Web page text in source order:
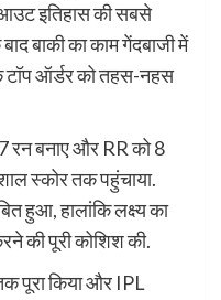
इतिहास की सबसे
बाकी का काम गेंदबाजी में
ऑर्डर को तहस-नहस
रन बनाए और RR को 8
स्कोर तक पहुंचाया.
हुआ, हालांकि लक्ष्य का
की पूरी कोशिश की.
पूरा किया और IPL